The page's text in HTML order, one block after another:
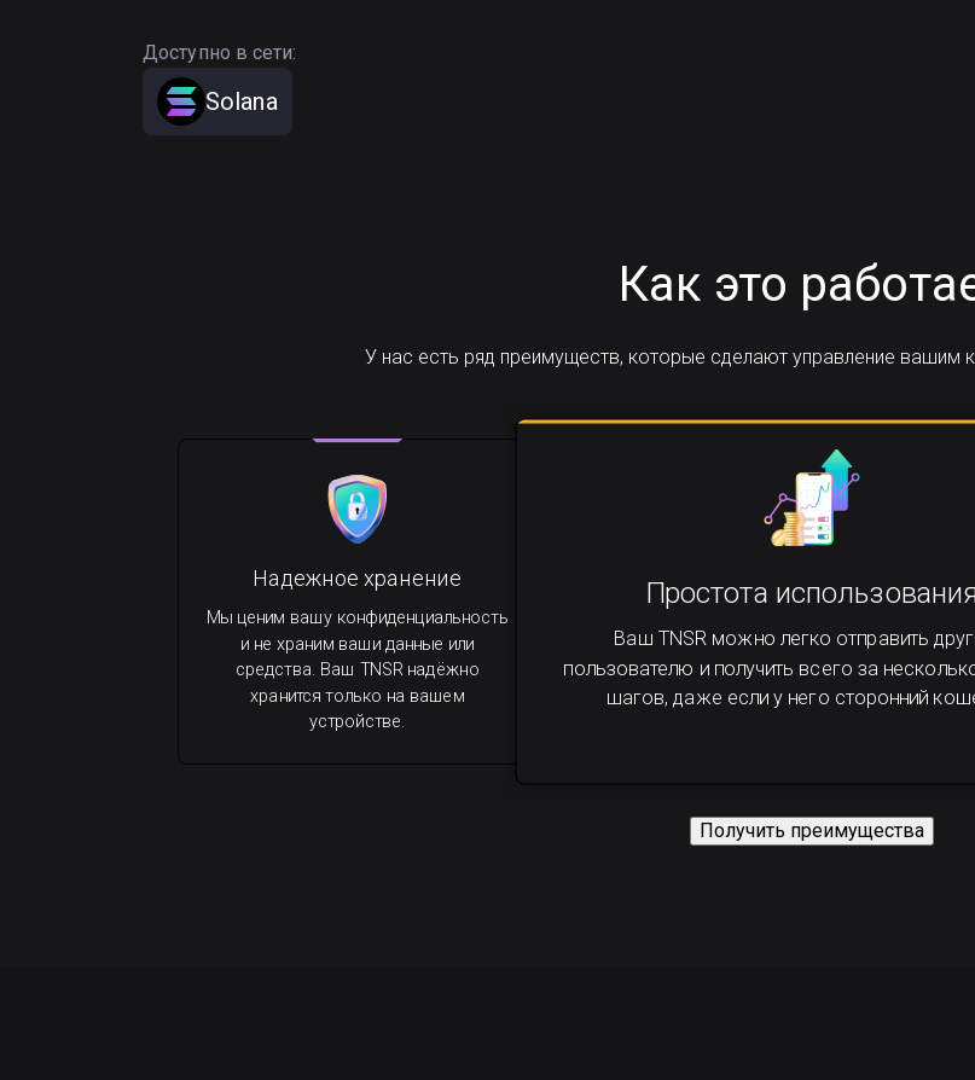
Доступно в сети:
Solana
Как это
У нас есть ряд преимуществ, которые сделают управление
Простота
Ваш TNSR можно легко отправить
пользователю и получить всего за
шагов, даже если у него сторонний
Надежное хранение
Мы ценим вашу конфиденциальность
и не храним ваши данные или
средства. Ваш TNSR надёжно
хранится только на вашем
устройстве.
Получить преимущества